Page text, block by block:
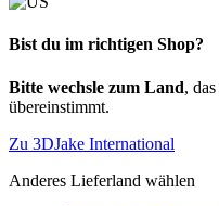
Bist du im richtigen Shop?
Bitte wechsle zum Land,
übereinstimmt.
Zu 3DJake International
Anderes Lieferland wählen